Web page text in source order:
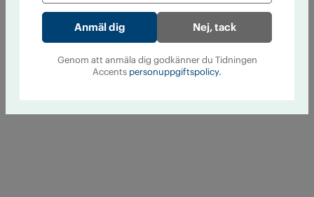
Nej, tack
Genom att anmäla dig godkänner du Tidningen
Accents personuppgiftspolicy.